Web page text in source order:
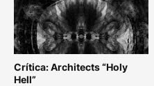
Crítica: Architects “Holy
Hell”